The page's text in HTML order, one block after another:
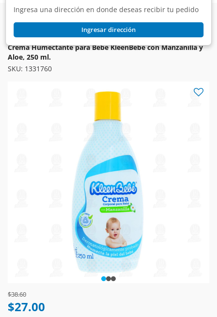
Ingresa una dirección en donde deseas recibir tu pedido
Ingresar dirección
Super Bebés
Higiene y cuidado del bebé
Crema y Loción
KLEENBEBÉ
Crema Humectante para Bebé KleenBebé con Manzanilla y
Aloe, 250 ml.
SKU: 1331760
Price reduced from
$38.60to
$27.00